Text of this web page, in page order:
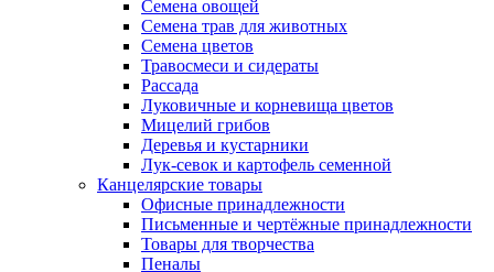
Семена овощей
Семена трав для животных
Семена цветов
Травосмеси и сидераты
Рассада
Луковичные и корневища цветов
Мицелий грибов
Деревья и кустарники
Лук-севок и картофель семенной
Канцелярские товары
Офисные принадлежности
Письменные и чертёжные принадлежности
Товары для творчества
Пеналы